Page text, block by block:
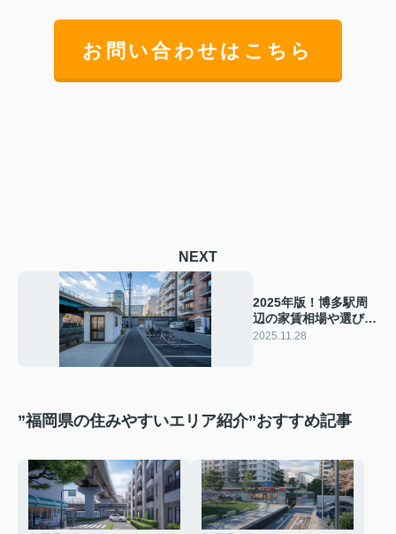
お問い合わせはこちら
NEXT
2025年版！博多駅周
辺の家賃相場や選び方
をご紹介！一人暮らし
2025.11.28
”福岡県の住みやすいエリア紹介”おすすめ記事